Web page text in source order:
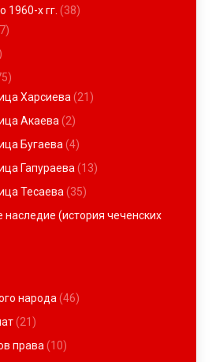
1960-х гг. (38)
Харсиева (21)
Акаева (2)
Бугаева (4)
Гапураева (13)
Тесаева (35)
наследие (история чеченских
народа (46)
(21)
права (10)